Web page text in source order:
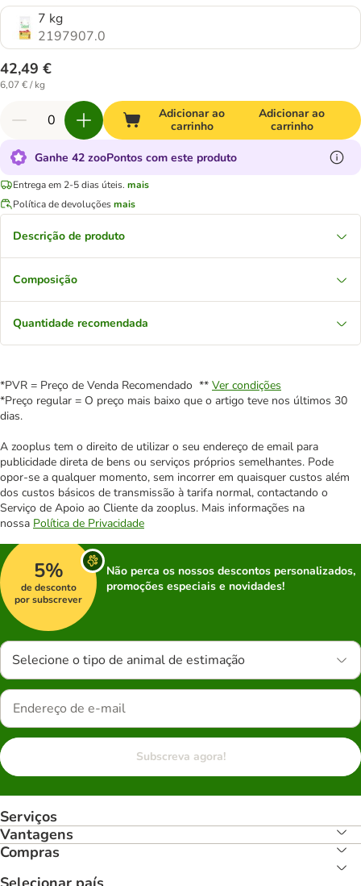
7 kg
2197907.0
42,49 €
6,07 € / kg
Adicionar ao
carrinho
Adicionar ao
carrinho
Ganhe 42 zooPontos com este produto
Entrega em 2-5 dias úteis. mais
Política de devoluçõesmais
Descrição de produto
Composição
Quantidade recomendada
*PVR = Preço de Venda Recomendado ** Ver condições
*Preço regular = O preço mais baixo que o artigo teve nos últimos 30
dias.
A zooplus tem o direito de utilizar o seu endereço de email para
publicidade direta de bens ou serviços próprios semelhantes. Pode
opor-se a qualquer momento, sem incorrer em quaisquer custos além
dos custos básicos de transmissão à tarifa normal, contactando o
Serviço de Apoio ao Cliente da zooplus. Mais informações na
nossa Política de Privacidade
5%
de desconto
por subscrever
Não perca os nossos descontos personalizados,
promoções especiais e novidades!
Selecione o tipo de animal de estimação
Subscreva agora!
Serviços
Vantagens
Compras